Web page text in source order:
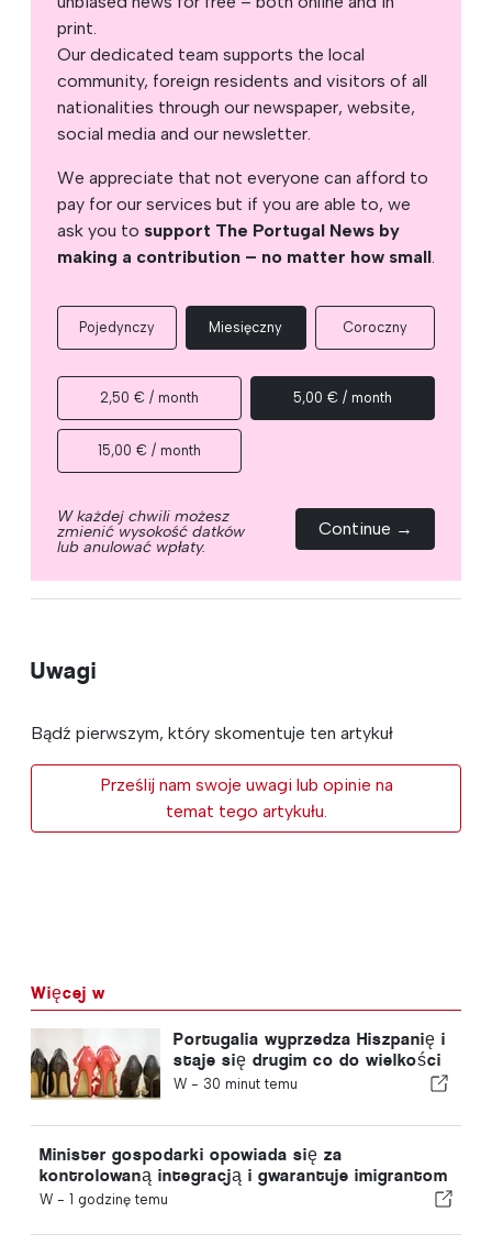
print.
Our dedicated team supports the local
community, foreign residents and visitors of all
nationalities through our newspaper, website,
social media and our newsletter.
We appreciate that not everyone can afford to
pay for our services but if you are able to, we
ask you to support The Portugal News by
making a contribution – no matter how small.
Pojedynczy Miesięczny Coroczny
2,50 € / month 5,00 € / month
15,00 € / month
W każdej chwili możesz
zmienić wysokość datków
lub anulować wpłaty.
Continue →
Uwagi
Bądź pierwszym, który skomentuje ten artykuł
Prześlij nam swoje uwagi lub opinie na
temat tego artykułu.
Więcej w
Portugalia wyprzedza Hiszpanię i
staje się drugim co do wielkości
producentem obuwia w Europie
W - 30 minut temu
Minister gospodarki opowiada się za
kontrolowaną integracją i gwarantuje imigrantom
przyspieszoną ścieżkę procedury
W - 1 godzinę temu